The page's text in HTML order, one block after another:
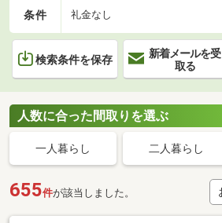
条件 礼金なし
検索条件を保存
新着メールを受
取る
人数に合った間取りを選ぶ
一人暮らし 二人暮らし
655件が該当しました。